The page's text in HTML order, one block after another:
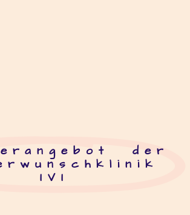
der
IVI